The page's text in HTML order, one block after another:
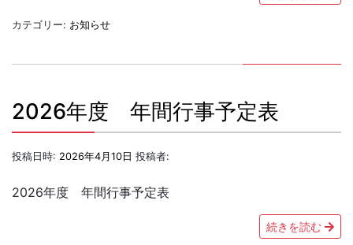
カテゴリー: お知らせ
2026年度 年間行事予定表
投稿日時: 2026年4月10日 投稿者:
2026年度 年間行事予定表
続きを読む